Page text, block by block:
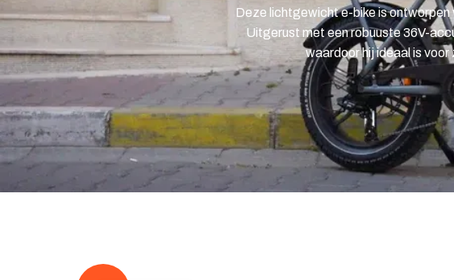
Deze lichtgewicht e-bike is
Uitgerust met een robuuste 36V-
waardoor hij ideaal is